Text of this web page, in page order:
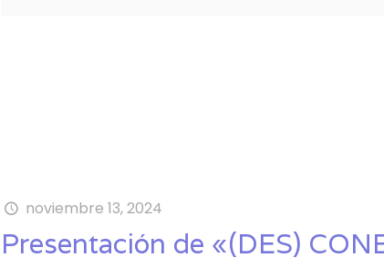
noviembre 13, 2024
Presentación de «(DES)